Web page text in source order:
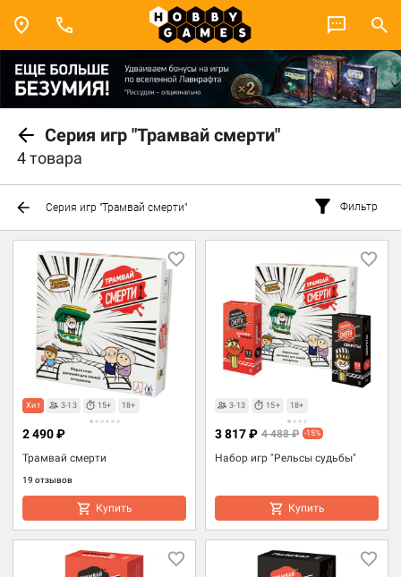
Серия игр "Трамвай смерти"
4 товара
Серия игр "Трамвай смерти" Фильтр
Хит 3-13 15+ 18+
Трамвай смерти
19 отзывов
2 490 ₽
Купить
3-13 15+ 18+
Набор игр "Рельсы судьбы"
3 817 ₽ 4 488 ₽ -15%
Купить